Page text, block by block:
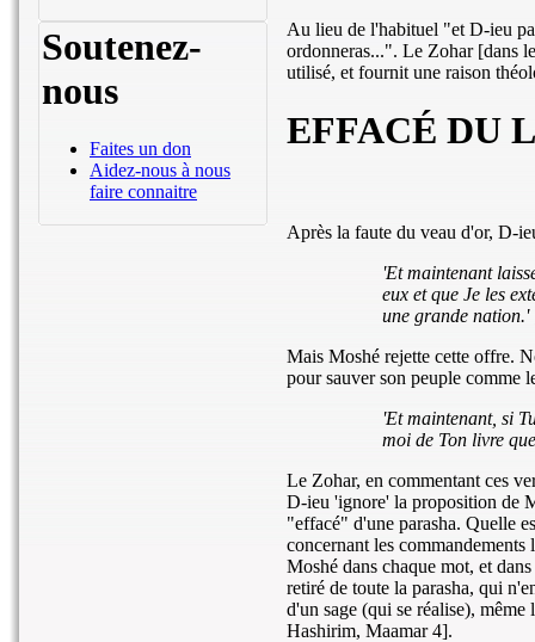
Soutenez-
nous
Faites un don
Aidez-nous à nous
faire connaitre
Au lieu de l'habituel "et D-ieu
ordonneras...". Le Zohar [dans
utilisé, et fournit une raison
EFFACÉ DU
Après la faute du veau d'or, D-
'Et maintenant
eux et que Je les
une grande
Mais Moshé rejette cette offre.
pour sauver son peuple comme
'Et maintenant, si
moi de Ton livre
Le Zohar, en commentant ces
D-ieu 'ignore' la proposition de
"effacé" d'une parasha. Quelle
concernant les commandements
Moshé dans chaque mot, et
retiré de toute la parasha, qui
d'un sage (qui se réalise),
Hashirim, Maamar 4].